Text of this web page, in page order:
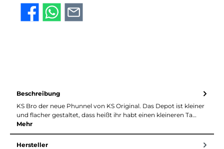
Beschreibung
KS Bro der neue Phunnel von KS Original. Das Depot ist kleiner
und flacher gestaltet, dass heißt ihr habt einen kleineren Ta…
Mehr
Hersteller